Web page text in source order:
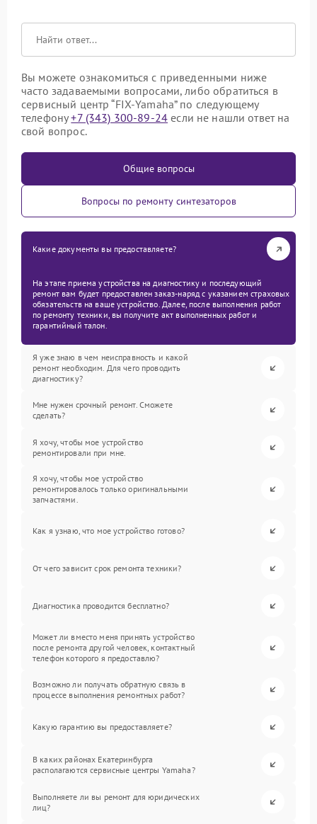
Вы можете ознакомиться с приведенными ниже
часто задаваемыми вопросами, либо обратиться в
сервисный центр “FIX-Yamaha” по следующему
телефону+7 (343) 300-89-24 если не нашли ответ на
свой вопрос.
Общие вопросы
Вопросы по ремонту синтезаторов
Какие документы вы предоставляете?
На этапе приема устройства на диагностику и последующий
ремонт вам будет предоставлен заказ-наряд с указанием страховых
обязательств на ваше устройство. Далее, после выполнения работ
по ремонту техники, вы получите акт выполненных работ и
гарантийный талон.
Я уже знаю в чем неисправность и какой
ремонт необходим. Для чего проводить
диагностику?
Мне нужен срочный ремонт. Сможете
сделать?
Я хочу, чтобы мое устройство
ремонтировали при мне.
Я хочу, чтобы мое устройство
ремонтировалось только оригинальными
запчастями.
Как я узнаю, что мое устройство готово?
От чего зависит срок ремонта техники?
Диагностика проводится бесплатно?
Может ли вместо меня принять устройство
после ремонта другой человек, контактный
телефон которого я предоставлю?
Возможно ли получать обратную связь в
процессе выполнения ремонтных работ?
Какую гарантию вы предоставляете?
В каких районах Екатеринбурга
располагаются сервисные центры Yamaha?
Выполняете ли вы ремонт для юридических
лиц?